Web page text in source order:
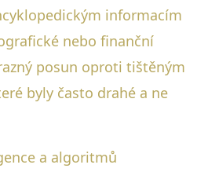
informacím
nebo finanční
posun oproti tištěným
byly často drahé a ne
a algoritmů